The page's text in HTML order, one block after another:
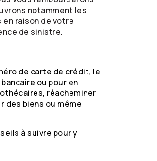
notamment les
en raison de votre
de sinistre.
de carte de crédit, le
ou pour en
réacheminer
des biens ou même
à suivre pour y